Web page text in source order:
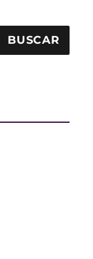
BUSCAR